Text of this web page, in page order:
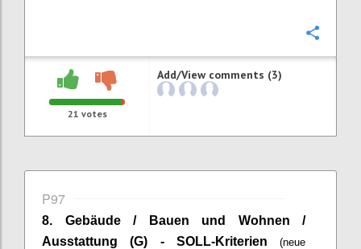
21 votes
Add/View comments (3)
P97
8.
Gebäude / Bauen und Wohnen /
Ausstattung (G) - SOLL-Kriterien (neue